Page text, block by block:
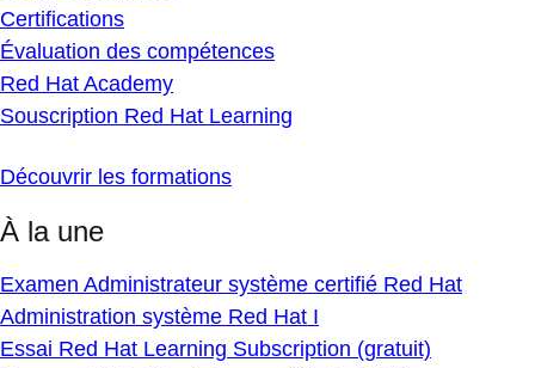
Certifications
Évaluation des compétences
Red Hat Academy
Souscription Red Hat Learning
Découvrir les formations
À la une
Examen Administrateur système certifié Red Hat
Administration système Red Hat I
Essai Red Hat Learning Subscription (gratuit)